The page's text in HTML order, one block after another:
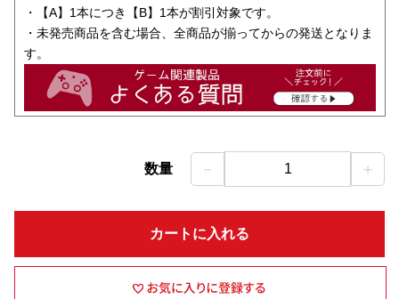
・【A】1本につき【B】1本が割引対象です。
・未発売商品を含む場合、全商品が揃ってからの発送となりま
す。
数量 － 1 ＋
カートに入れる